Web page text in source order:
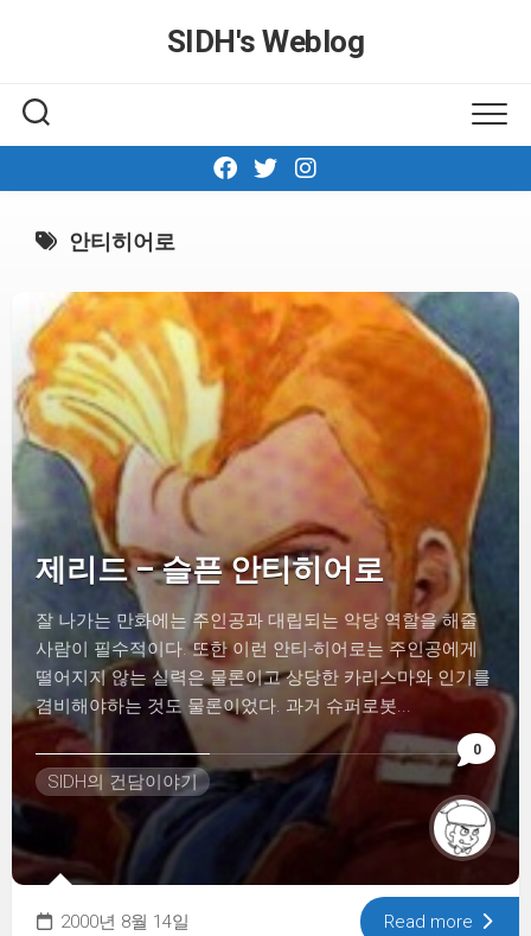
SIDH′s Weblog
안티히어로
0
제리드 – 슬픈 안티히어로
잘 나가는 만화에는 주인공과 대립되는 악당 역할을 해줄
사람이 필수적이다. 또한 이런 안티-히어로는 주인공에게
떨어지지 않는 실력은 물론이고 상당한 카리스마와 인기를
겸비해야하는 것도 물론이었다. 과거 슈퍼로봇...
SIDH의 건담이야기
2000년 8월 14일 Read more